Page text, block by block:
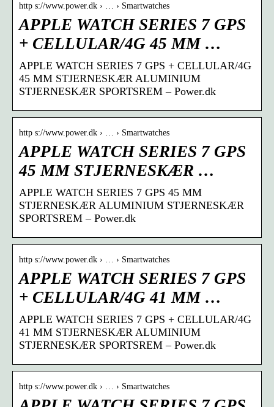
http s://www.power.dk › … › Smartwatches
APPLE WATCH SERIES 7 GPS
+ CELLULAR/4G 45 MM …
APPLE WATCH SERIES 7 GPS + CELLULAR/4G
45 MM STJERNESKÆR ALUMINIUM
STJERNESKÆR SPORTSREM – Power.dk
http s://www.power.dk › … › Smartwatches
APPLE WATCH SERIES 7 GPS
45 MM STJERNESKÆR …
APPLE WATCH SERIES 7 GPS 45 MM
STJERNESKÆR ALUMINIUM STJERNESKÆR
SPORTSREM – Power.dk
http s://www.power.dk › … › Smartwatches
APPLE WATCH SERIES 7 GPS
+ CELLULAR/4G 41 MM …
APPLE WATCH SERIES 7 GPS + CELLULAR/4G
41 MM STJERNESKÆR ALUMINIUM
STJERNESKÆR SPORTSREM – Power.dk
http s://www.power.dk › … › Smartwatches